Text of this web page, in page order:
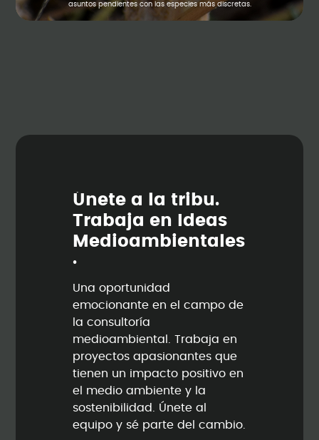
asuntos pendientes con las especies más discretas.
Únete a la tribu.
Trabaja en Ideas
Medioambienta les
.
Una oportunidad
emocionante en el campo de
la consultoría
medioambiental. Trabaja en
proyectos apasionantes que
tienen un impacto positivo en
el medio ambiente y la
sostenibilidad. Únete al
equipo y sé parte del cambio.